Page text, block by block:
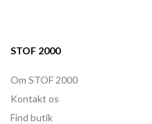
STOF 2000
Om STOF 2000
Kontakt os
Find butik